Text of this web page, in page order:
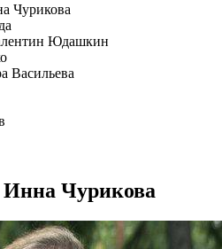
Чурикова
Юдашкин
Васильева
Чурикова